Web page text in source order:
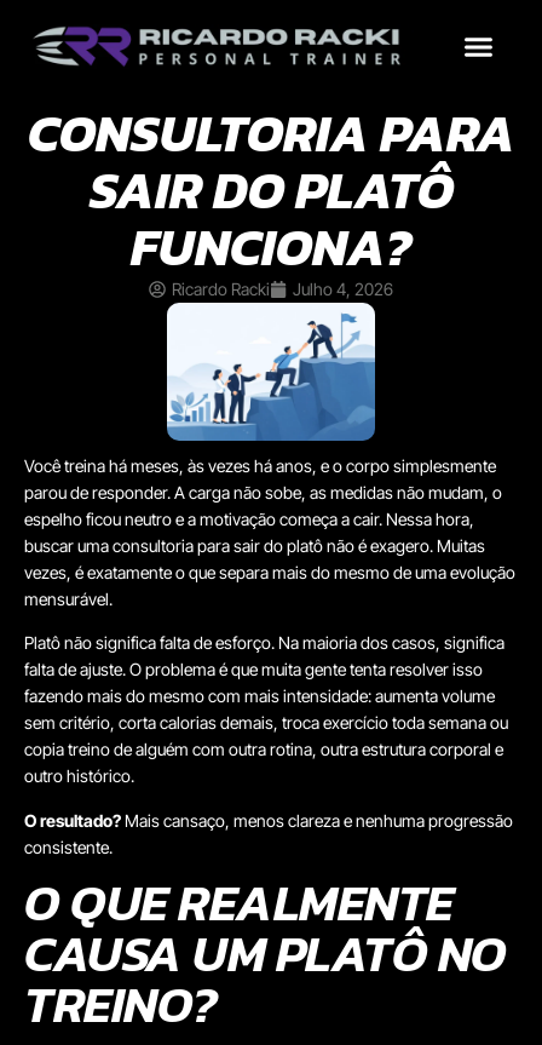
CONSULTORIA PARA
SAIR DO PLATÔ
FUNCIONA?
Ricardo Racki Julho 4, 2026
Você treina há meses, às vezes há anos, e o corpo simplesmente
parou de responder. A carga não sobe, as medidas não mudam, o
espelho ficou neutro e a motivação começa a cair. Nessa hora,
buscar uma consultoria para sair do platô não é exagero. Muitas
vezes, é exatamente o que separa mais do mesmo de uma evolução
mensurável.
Platô não significa falta de esforço. Na maioria dos casos, significa
falta de ajuste. O problema é que muita gente tenta resolver isso
fazendo mais do mesmo com mais intensidade: aumenta volume
sem critério, corta calorias demais, troca exercício toda semana ou
copia treino de alguém com outra rotina, outra estrutura corporal e
outro histórico.
O resultado?Mais cansaço, menos clareza e nenhuma progressão
consistente.
O QUE REALMENTE
CAUSA UM PLATÔ NO
TREINO?